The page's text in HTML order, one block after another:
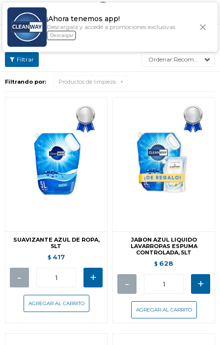
¡Ahora tenemos app!
Descargala y accedé a promociones exclusivas
Descargar

PRODUCTOS DE LIMPIEZA
Recomendados
Filtrando por: Productos de limpieza
SUAVIZANTE AZUL DE ROPA,
5LT
$ 417
- +
JABON AZUL LIQUIDO
LAVARROPAS ESPUMA
CONTROLADA, 5LT
$ 628
- +